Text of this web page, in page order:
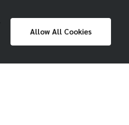
Exposiciones
Museo Nacional
Allow All Cookies